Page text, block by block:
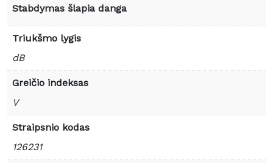
Stabdymas šlapia danga
Triukšmo lygis
dB
Greičio indeksas
V
Straipsnio kodas
126231